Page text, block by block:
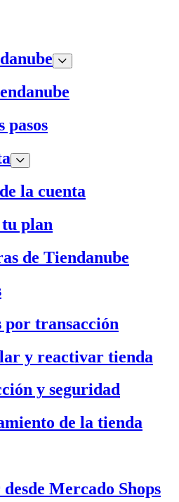
pasos
la cuenta
plan
de Tiendanube
por transacción
y reactivar tienda
y seguridad
de la tienda
Mercado Shops